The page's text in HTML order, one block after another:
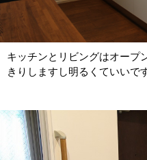
キッチンとリビングはオープ
きりしますし明るくていいで